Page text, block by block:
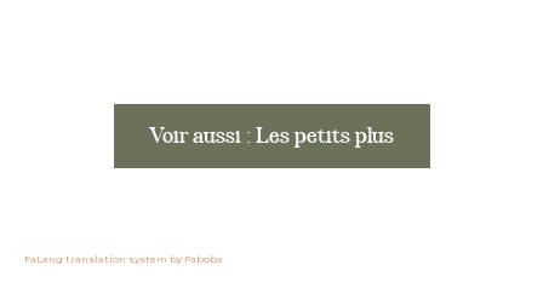
Voir aussi : Les petits plus
FaLang translation system by Faboba